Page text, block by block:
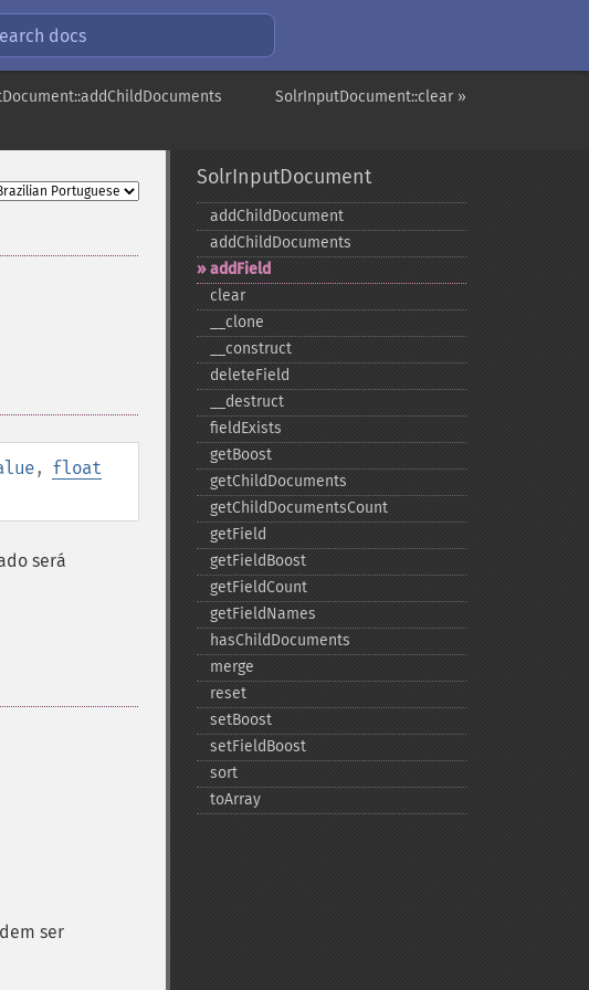
docs
SolrInputDocument::clear »
, float
será
ser
SolrInputDocument
addChildDocument
addChildDocuments
addField
clear
_​_​clone
_​_​construct
deleteField
_​_​destruct
fieldExists
getBoost
getChildDocuments
getChildDocumentsCount
getField
getFieldBoost
getFieldCount
getFieldNames
hasChildDocuments
merge
reset
setBoost
setFieldBoost
sort
toArray